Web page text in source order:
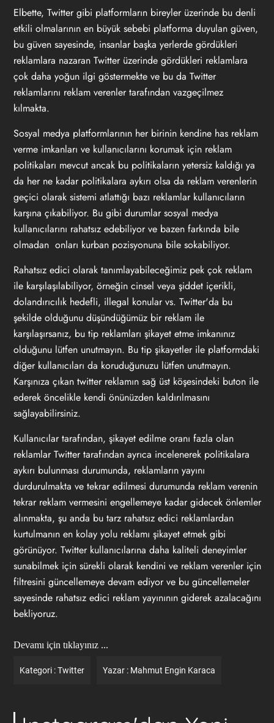
Elbette, Twitter gibi platformların bireyler üzerinde bu denli
etkili olmalarının en büyük sebebi platforma duyulan güven,
bu güven sayesinde, insanlar başka yerlerde gördükleri
reklamlara nazaran Twitter üzerinde gördükleri reklamlara
çok daha yoğun ilgi göstermekte ve bu da Twitter
reklamlarını reklam verenler tarafından vazgeçilmez
kılmakta.
Sosyal medya platformlarının her birinin kendine has reklam
verme imkanları ve kullanıcılarını korumak için reklam
politikaları mevcut ancak bu politikaların yetersiz kaldığı ya
da her ne kadar politikalara aykırı olsa da reklam verenlerin
geçici olarak sistemi atlattığı bazı reklamlar kullanıcıların
karşına çıkabiliyor. Bu gibi durumlar sosyal medya
kullanıcılarını rahatsız edebiliyor ve bazen farkında bile
olmadan onları kurban pozisyonuna bile sokabiliyor.
Rahatsız edici olarak tanımlayabileceğimiz pek çok reklam
ile karşılaşılabiliyor, örneğin cinsel veya şiddet içerikli,
dolandırıcılık hedefli, illegal konular vs. Twitter'da bu
şekilde olduğunu düşündüğümüz bir reklam ile
karşılaşırsanız, bu tip reklamları şikayet etme imkanınız
olduğunu lütfen unutmayın. Bu tip şikayetler ile platformdaki
diğer kullanıcıları da koruduğunuzu lütfen unutmayın.
Karşınıza çıkan twitter reklamın sağ üst köşesindeki buton ile
ederek öncelikle kendi önünüzden kaldırılmasını
sağlayabilirsiniz.
Kullanıcılar tarafından, şikayet edilme oranı fazla olan
reklamlar Twitter tarafından ayrıca incelenerek politikalara
aykırı bulunması durumunda, reklamların yayını
durdurulmakta ve tekrar edilmesi durumunda reklam verenin
tekrar reklam vermesini engellemeye kadar gidecek önlemler
alınmakta, şu anda bu tarz rahatsız edici reklamlardan
kurtulmanın en kolay yolu reklamı şikayet etmek gibi
görünüyor. Twitter kullanıcılarına daha kaliteli deneyimler
sunabilmek için sürekli olarak kendini ve reklam verenler için
filtresini güncellemeye devam ediyor ve bu güncellemeler
sayesinde rahatsız edici reklam yayınının giderek azalacağını
bekliyoruz.
Devamı için tıklayınız ...
Kategori :Twitter Yazar : Mahmut Engin Karaca